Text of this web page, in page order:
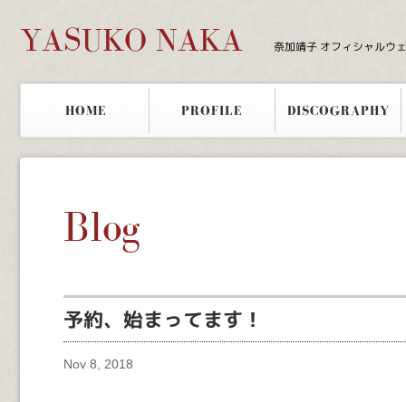
YASUKO NAKA 奈加靖子 オフィシャルウ
HOME PROFILE DISCOGRAPHY
Blog
予約、始まってます！
Nov 8, 2018